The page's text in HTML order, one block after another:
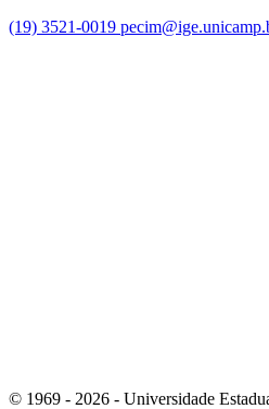
(19) 3521-0019
© 1969 - 2026 - Universidade